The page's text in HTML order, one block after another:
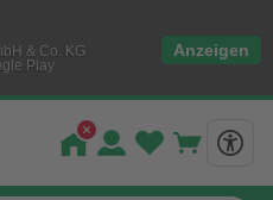
& Co. KG
Play
Anzeigen